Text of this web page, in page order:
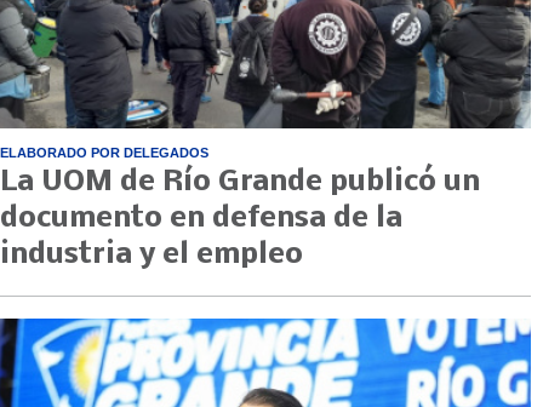
ELABORADO POR DELEGADOS
La UOM de Río Grande publicó un
documento en defensa de la
industria y el empleo